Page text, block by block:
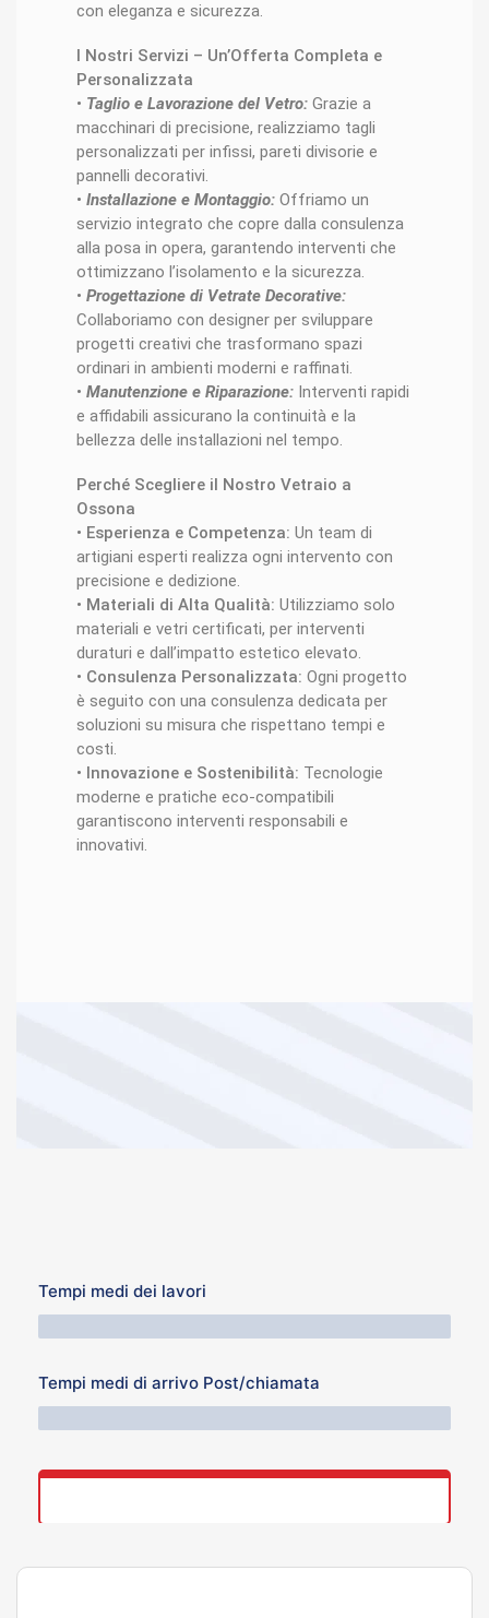
con eleganza e sicurezza.
I Nostri Servizi – Un’Offerta Completa e
Personalizzata
• Taglio e Lavorazione del Vetro: Grazie a
macchinari di precisione, realizziamo tagli
personalizzati per infissi, pareti divisorie e
pannelli decorativi.
• Installazione e Montaggio: Offriamo un
servizio integrato che copre dalla consulenza
alla posa in opera, garantendo interventi che
ottimizzano l’isolamento e la sicurezza.
• Progettazione di Vetrate Decorative:
Collaboriamo con designer per sviluppare
progetti creativi che trasformano spazi
ordinari in ambienti moderni e raffinati.
• Manutenzione e Riparazione: Interventi rapidi
e affidabili assicurano la continuità e la
bellezza delle installazioni nel tempo.
Perché Scegliere il Nostro Vetraio a
Ossona
• Esperienza e Competenza: Un team di
artigiani esperti realizza ogni intervento con
precisione e dedizione.
• Materiali di Alta Qualità: Utilizziamo solo
materiali e vetri certificati, per interventi
duraturi e dall’impatto estetico elevato.
• Consulenza Personalizzata: Ogni progetto
è seguito con una consulenza dedicata per
soluzioni su misura che rispettano tempi e
costi.
• Innovazione e Sostenibilità: Tecnologie
moderne e pratiche eco-compatibili
garantiscono interventi responsabili e
innovativi.
Tempi medi dei lavori
Tempi medi di arrivo Post/chiamata